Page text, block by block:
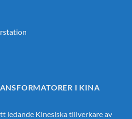
I KINA
ledande Kinesiska tillverkare av